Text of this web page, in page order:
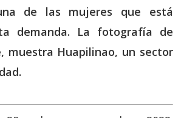
de las mujeres que está
demanda. La fotografía de
muestra Huapilinao, un sector